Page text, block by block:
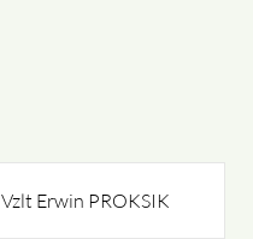
Vzlt Erwin PROKSIK